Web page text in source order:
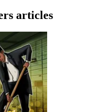
articles